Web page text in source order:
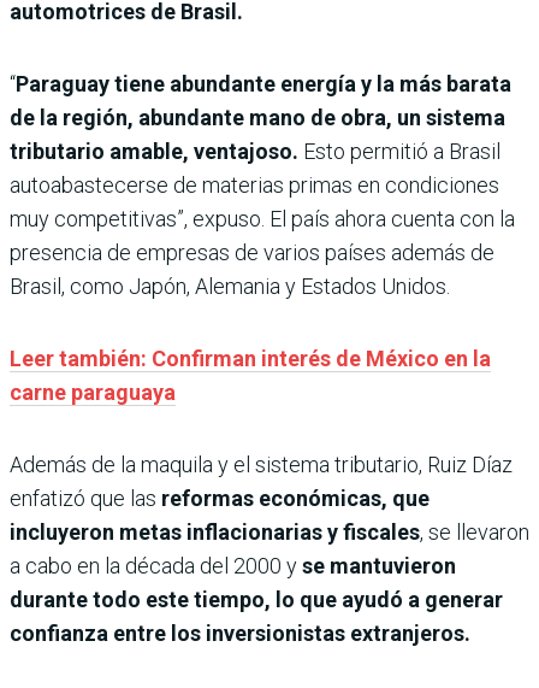
automotrices de Brasil.
“Paraguay tiene abundante energía y la más barata
de la región, abundante mano de obra, un sistema
tributario amable, ventajoso. Esto permitió a Brasil
autoabastecerse de materias primas en condiciones
muy competitivas”, expuso. El país ahora cuenta con la
presencia de empresas de varios países además de
Brasil, como Japón, Alemania y Estados Unidos.
Leer también: Confirman interés de México en la
carne paraguaya
Además de la maquila y el sistema tributario, Ruiz Díaz
enfatizó que las reformas económicas, que
incluyeron metas inflacionarias y fiscales, se llevaron
a cabo en la década del 2000 yse mantuvieron
durante todo este tiempo, lo que ayudó a generar
confianza entre los inversionistas extranjeros.